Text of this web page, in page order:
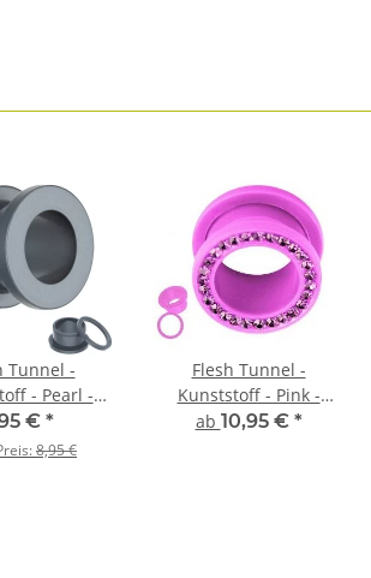
Tunnel -
- Pearl -
€ *
8,95 €
Flesh Tunnel -
Kunststoff - Pink -
Kristall - Pink
ab 10,95 € *